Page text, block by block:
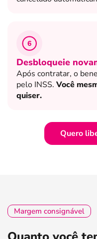
6
Desbloqueie
Após contratar, o
pelo INSS. Você
quiser.
Quero
Margem consignável